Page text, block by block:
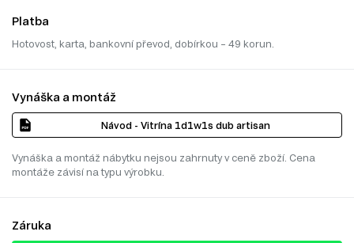
Platba
Hotovost, karta, bankovní převod, dobírkou – 49 korun.
Vynáška a montáž
Návod - Vitrína 1d1w1s dub artisan
Vynáška a montáž nábytku nejsou zahrnuty v ceně zboží. Cena
montáže závisí na typu výrobku.
Záruka